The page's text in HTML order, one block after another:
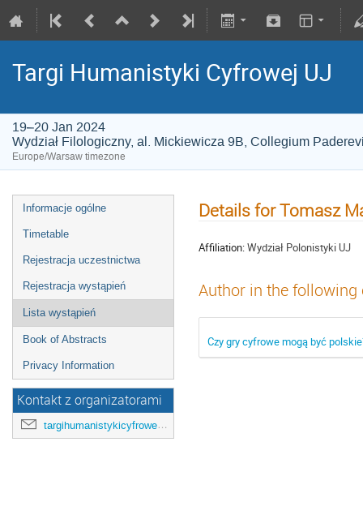
Targi Humanistyki Cyfrowej UJ
19–20 Jan 2024
Wydział Filologiczny, al. Mickiewicza 9B, Collegium
Europe/Warsaw timezone
Informacje ogólne
Timetable
Rejestracja uczestnictwa
Rejestracja wystąpień
Lista wystąpień
Book of Abstracts
Privacy Information
Kontakt z organizatorami
targihumanistykicyfrowejuj@gmail.com
Details for Tomasz
Affiliation:Wydział Polonistyki UJ
Author in the
Czy gry cyfrowe mogą być